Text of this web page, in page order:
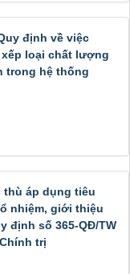
định về việc
xếp loại chất lượng
trong hệ thống
áp dụng tiêu
nhiệm, giới thiệu
định số 365-QĐ/TW
trị